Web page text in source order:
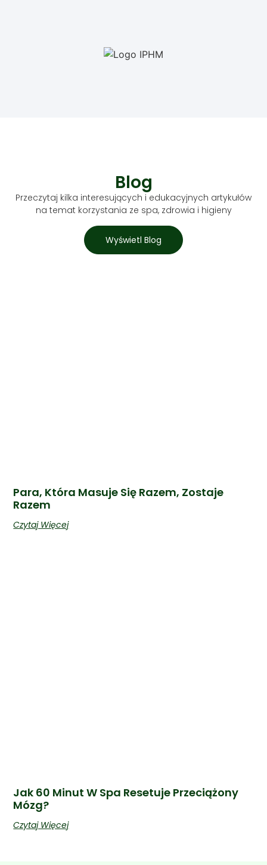
Blog
Przeczytaj kilka interesujących i edukacyjnych artykułów
na temat korzystania ze spa, zdrowia i higieny
Wyświetl Blog
Para, Która Masuje Się Razem, Zostaje
Razem
Czytaj Więcej
Jak 60 Minut W Spa Resetuje Przeciążony
Mózg?
Czytaj Więcej